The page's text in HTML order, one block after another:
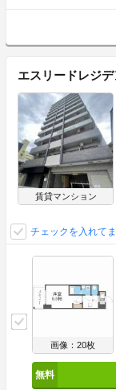
エスリードレジ
賃貸マンション
チェックを入れて
画像：20枚